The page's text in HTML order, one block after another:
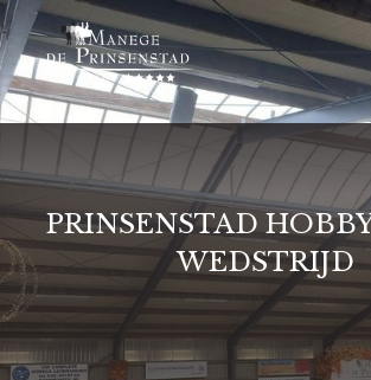
PRINSENSTAD
WEDSTRIJD